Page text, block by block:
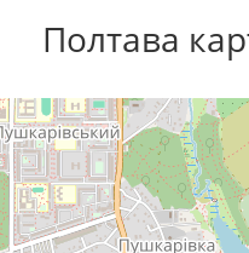
Полтава